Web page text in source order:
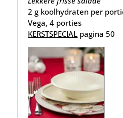
2 g koolhydraten per
Vega, 4 porties
KERSTSPECIAL pagina 50